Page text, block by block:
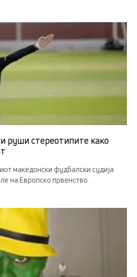
руши стереотипите како
македонски фудбалски судија
на Европско првенство.